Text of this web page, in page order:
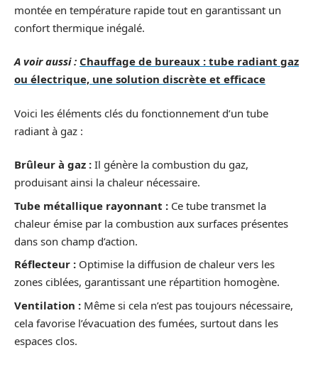
montée en température rapide tout en garantissant un
confort thermique inégalé.
A voir aussi : Chauffage de bureaux : tube radiant gaz
ou électrique, une solution discrète et efficace
Voici les éléments clés du fonctionnement d’un tube
radiant à gaz :
Brûleur à gaz : Il génère la combustion du gaz,
produisant ainsi la chaleur nécessaire.
Tube métallique rayonnant : Ce tube transmet la
chaleur émise par la combustion aux surfaces présentes
dans son champ d’action.
Réflecteur : Optimise la diffusion de chaleur vers les
zones ciblées, garantissant une répartition homogène.
Ventilation : Même si cela n’est pas toujours nécessaire,
cela favorise l’évacuation des fumées, surtout dans les
espaces clos.